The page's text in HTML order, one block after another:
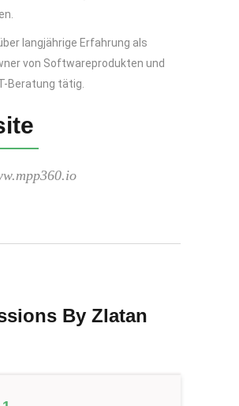
langjährige Erfahrung als
von Softwareprodukten und
Beratung tätig.
By Zlatan